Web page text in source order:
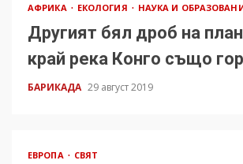
АФРИКА ЕКОЛОГИЯ НАУКА И
Другият бял дроб на
край река Конго също
БАРИКАДА 29 август 2019
ЕВРОПА СВЯТ